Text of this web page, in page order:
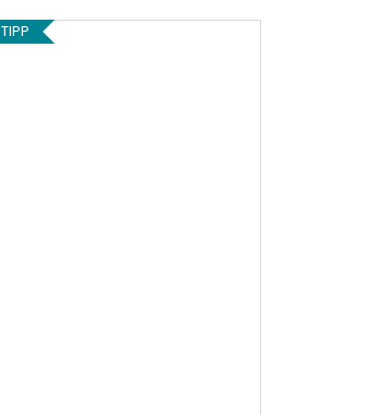
TIPP